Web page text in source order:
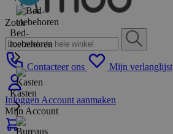
Zoek
Contacteer ons Mijn verlanglijst
Inloggen Account aanmaken
Mijn Account
Bed-
toebehoren
Kasten